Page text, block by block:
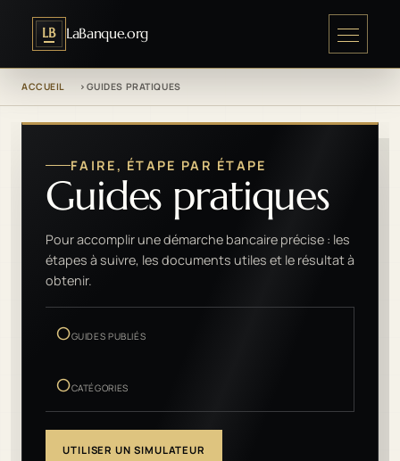
LB LaBanque.org
ACCUEIL GUIDES PRATIQUES
FAIRE, ÉTAPE PAR ÉTAPE
Guides pratiques
Pour accomplir une démarche bancaire précise : les
étapes à suivre, les documents utiles et le résultat à
obtenir.
0GUIDES PUBLIÉS
0CATÉGORIES
UTILISER UN SIMULATEUR